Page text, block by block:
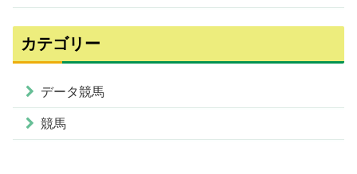
カテゴリー
データ競馬
競馬